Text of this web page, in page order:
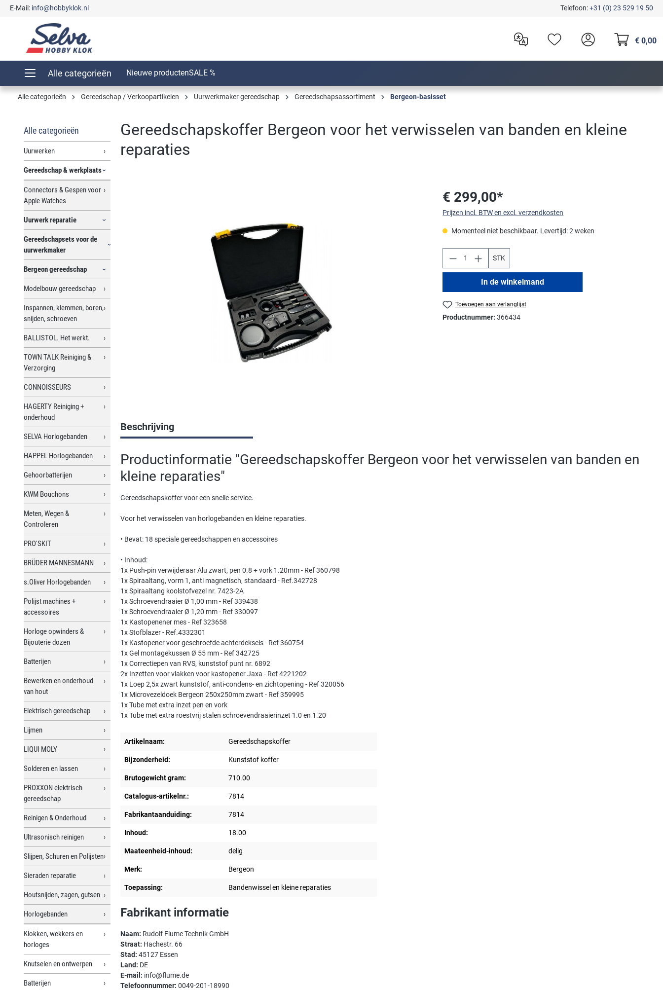
Ga naar de hoofdnavigatie
E-Mail: info@hobbyklok.nl Telefoon:+31 (0) 23 529 19 50
€ 0,00
Alle categorieën Nieuwe productenSALE %
Alle categorieën Gereedschap / Verkoopartikelen Uurwerkmaker gereedschap Gereedschapsassortiment Bergeon-basisset
Alle categorieën
Uurwerken
Gereedschap & werkplaats
Connectors & Gespen voor
Apple Watches
Uurwerk reparatie
Gereedschapsets voor de
uurwerkmaker
Bergeon gereedschap
Modelbouw gereedschap
Inspannen, klemmen, boren,
snijden, schroeven
BALLISTOL. Het werkt.
TOWN TALK Reiniging &
Verzorging
CONNOISSEURS
HAGERTY Reiniging +
onderhoud
SELVA Horlogebanden
HAPPEL Horlogebanden
Gehoorbatterijen
KWM Bouchons
Meten, Wegen &
Controleren
PRO'SKIT
BRÜDER MANNESMANN
s.Oliver Horlogebanden
Polijst machines +
accessoires
Horloge opwinders &
Bijouterie dozen
Batterijen
Bewerken en onderhoud
van hout
Elektrisch gereedschap
Lijmen
LIQUI MOLY
Solderen en lassen
PROXXON elektrisch
gereedschap
Reinigen & Onderhoud
Ultrasonisch reinigen
Slijpen, Schuren en Polijsten
Sieraden reparatie
Houtsnijden, zagen, gutsen
Horlogebanden
Klokken, wekkers en
horloges
Knutselen en ontwerpen
Batterijen
Gereedschapskoffer Bergeon voor het verwisselen van banden en kleine
reparaties
€ 299,00*
Prijzen incl. BTW en excl. verzendkosten
Momenteel niet beschikbaar. Levertijd: 2 weken
STK
In de winkelmand
Toevoegen aan verlanglijst
Productnummer:366434
Beschrijving
Productinformatie "Gereedschapskoffer Bergeon voor het verwisselen van banden en
kleine reparaties"
Gereedschapskoffer voor een snelle service.
Voor het verwisselen van horlogebanden en kleine reparaties.
• Bevat: 18 speciale gereedschappen en accessoires
• Inhoud:
1x Push-pin verwijderaar Alu zwart, pen 0.8 + vork 1.20mm - Ref 360798
1x Spiraaltang, vorm 1, anti magnetisch, standaard - Ref.342728
1x Spiraaltang koolstofvezel nr. 7423-2A
1x Schroevendraaier Ø 1,00 mm - Ref 339438
1x Schroevendraaier Ø 1,20 mm - Ref 330097
1x Kastopenener mes - Ref 323658
1x Stofblazer - Ref.4332301
1x Kastopener voor geschroefde achterdeksels - Ref 360754
1x Gel montagekussen Ø 55 mm - Ref 342725
1x Correctiepen van RVS, kunststof punt nr. 6892
2x Inzetten voor vlakken voor kastopener Jaxa - Ref 4221202
1x Loep 2,5x zwart kunststof, anti-condens- en zichtopening - Ref 320056
1x Microvezeldoek Bergeon 250x250mm zwart - Ref 359995
1x Tube met extra inzet pen en vork
1x Tube met extra roestvrij stalen schroevendraaierinzet 1.0 en 1.20
Artikelnaam: Gereedschapskoffer
Bijzonderheid: Kunststof koffer
Brutogewicht gram: 710.00
Catalogus-artikelnr.: 7814
Fabrikantaanduiding: 7814
Inhoud: 18.00
Maateenheid-inhoud: delig
Merk: Bergeon
Toepassing: Bandenwissel en kleine reparaties
Fabrikant informatie
Naam: Rudolf Flume Technik GmbH
Straat: Hachestr. 66
Stad: 45127 Essen
Land: DE
E-mail: info@flume.de
Telefoonnummer: 0049-201-18990